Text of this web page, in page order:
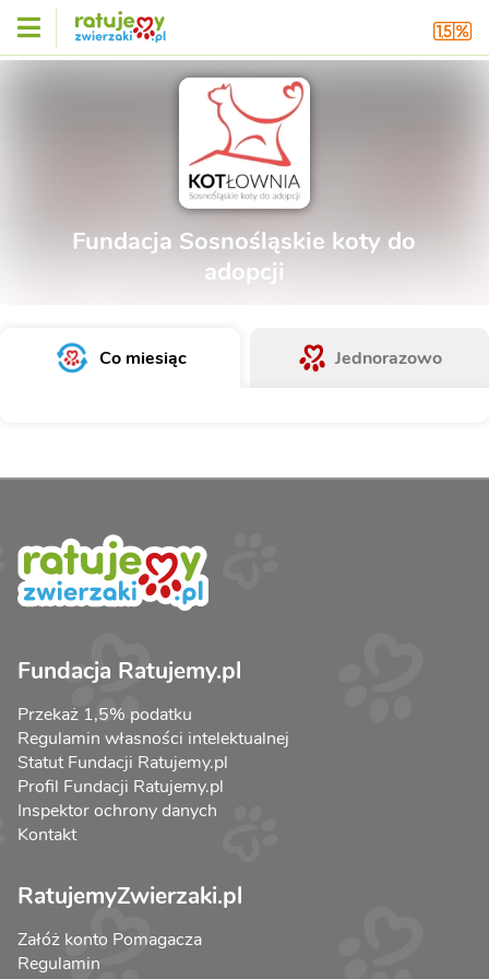
Fundacja Sosnośląskie koty do
adopcji
Co miesiąc Jednorazowo
Fundacja Ratujemy.pl
Przekaż 1,5% podatku
Regulamin własności intelektualnej
Statut Fundacji Ratujemy.pl
Profil Fundacji Ratujemy.pl
Inspektor ochrony danych
Kontakt
RatujemyZwierzaki.pl
Załóż konto Pomagacza
Regulamin